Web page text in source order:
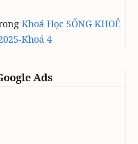
Khoá Học SỐNG KHOẺ
Khoá 4
Ads